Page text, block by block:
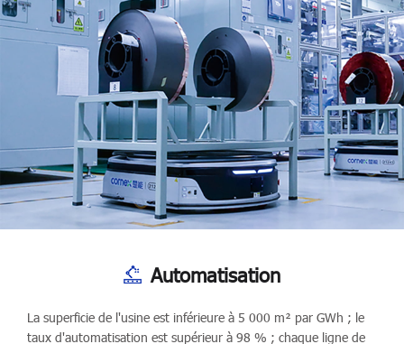
Automatisation
La superficie de l'usine est inférieure à 5 000 m² par GWh ; le
taux d'automatisation est supérieur à 98 % ; chaque ligne de